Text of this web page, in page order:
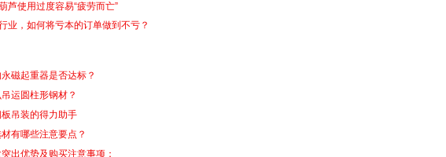
芦使用过度容易“疲劳而亡”
业，如何将亏本的订单做到不亏？
磁起重器是否达标？
运圆柱形钢材？
吊装的得力助手
有哪些注意要点？
出优势及购买注意事项：